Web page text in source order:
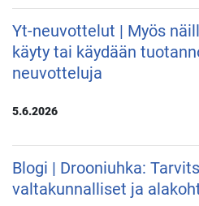
Yt-neuvottelut | Myös
käyty tai käydään
neuvotteluja
5.6.2026
Blogi | Drooniuhka:
valtakunnalliset ja